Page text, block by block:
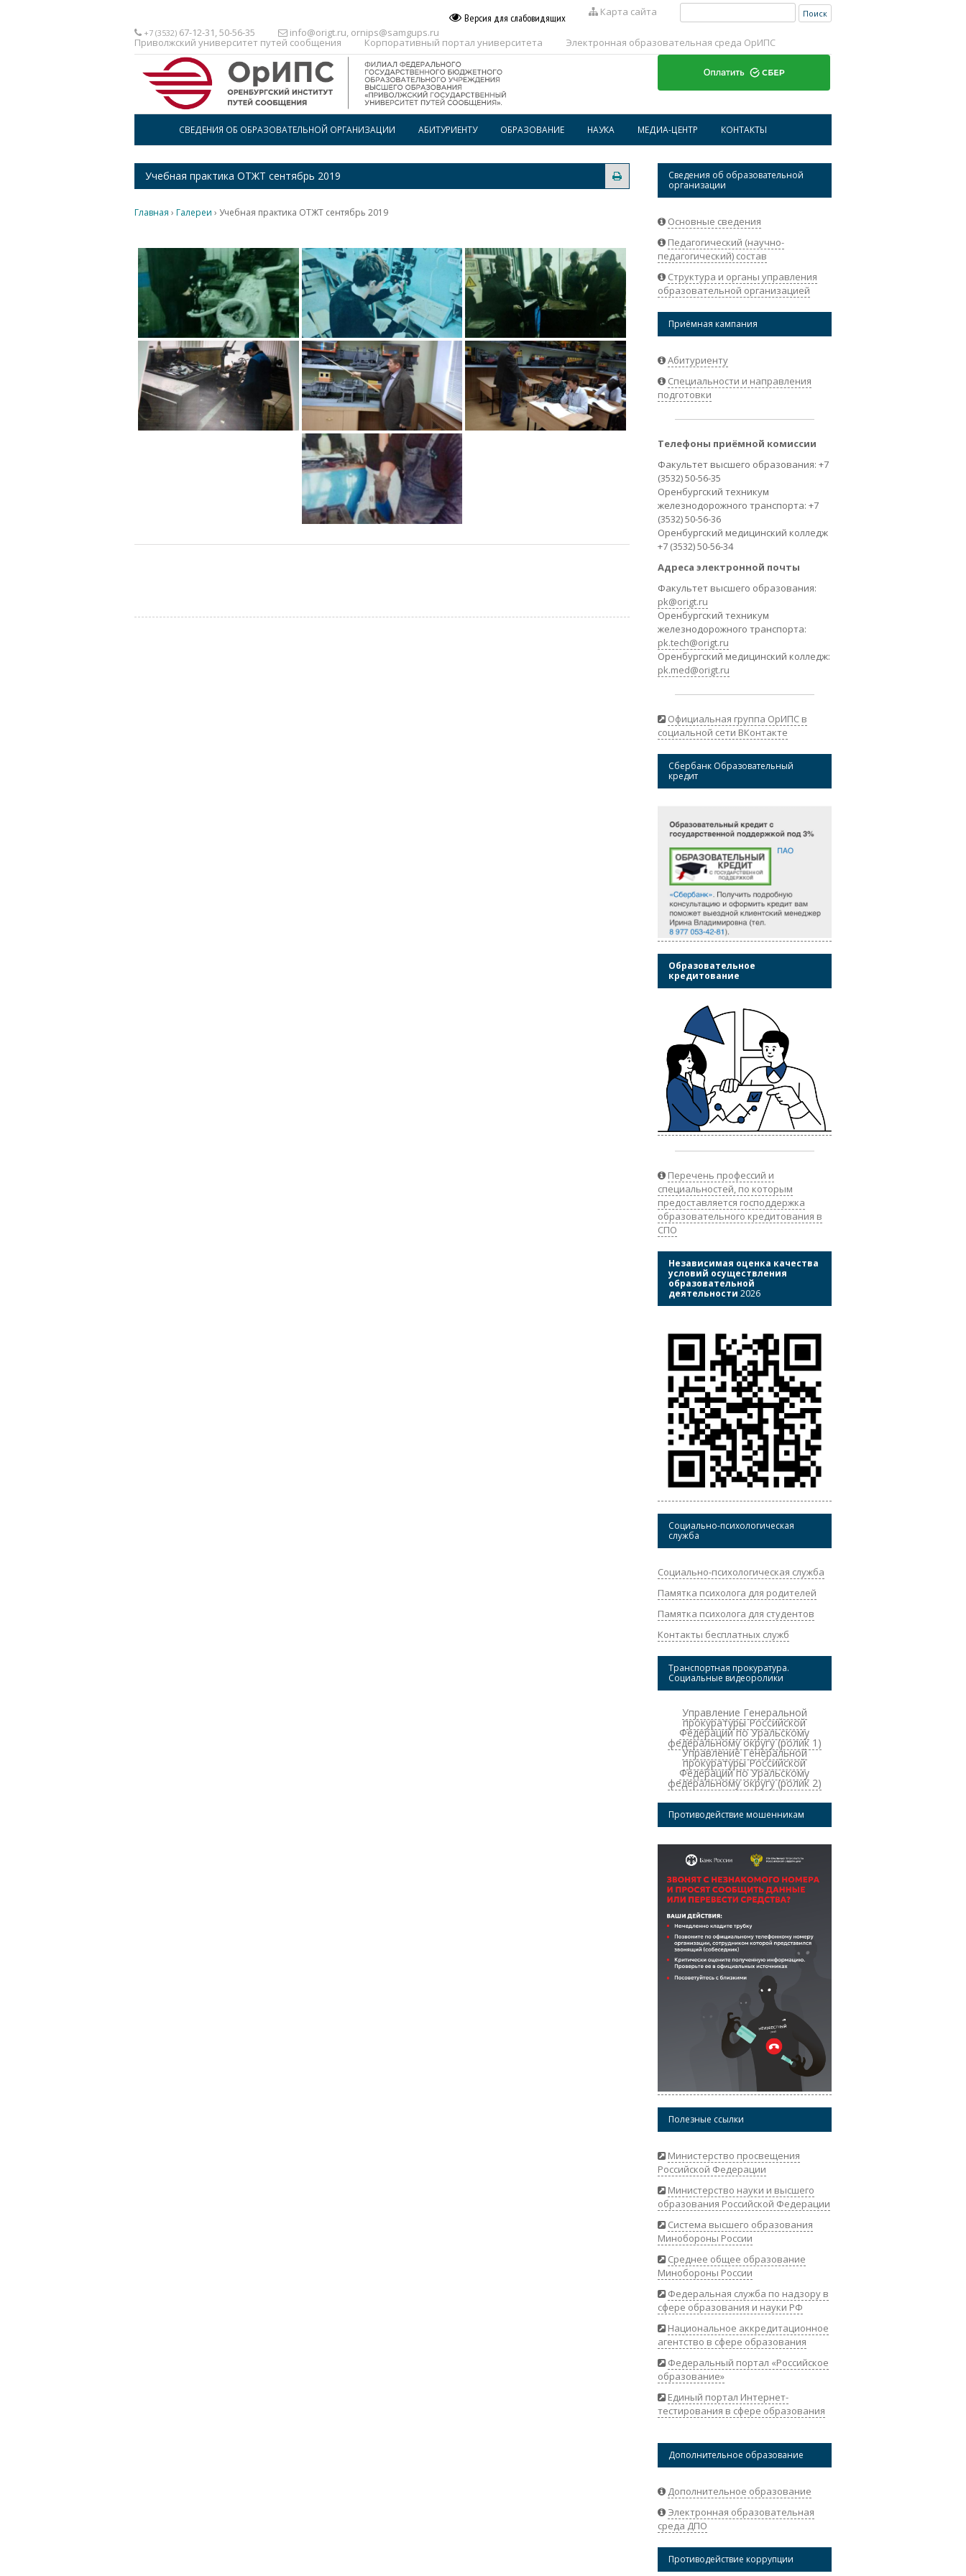
Версия для слабовидящих Карта сайта Найти:
+7 (3532) 67-12-31, 50-56-35 info@origt.ru, ornips@samgups.ru
Приволжский университет путей сообщения Корпоративный портал университета Электронная образовательная среда ОрИПС
СВЕДЕНИЯ ОБ ОБРАЗОВАТЕЛЬНОЙ ОРГАНИЗАЦИИ АБИТУРИЕНТУ ОБРАЗОВАНИЕ
ВОСПИТАТЕЛЬНАЯ РАБОТА
БИБЛИОТЕКА
НАУКА МЕДИА-ЦЕНТР
НОВОСТИ
СТУДЕНТАМ
НАУКА
КОНТАКТЫ
Учебная практика ОТЖТ сентябрь 2019
Главная › Галереи › Учебная практика ОТЖТ сентябрь 2019
Сведения об образовательной
организации
Основные сведения
Педагогический (научно-
педагогический) состав
Структура и органы управления
образовательной организацией
Приёмная кампания
Абитуриенту
Специальности и направления
подготовки
Телефоны приёмной комиссии
Факультет высшего образования: +7
(3532) 50-56-35
Оренбургский техникум
железнодорожного транспорта: +7
(3532) 50-56-36
Оренбургский медицинский колледж
+7 (3532) 50-56-34
Адреса электронной почты
Факультет высшего образования:
pk@origt.ru
Оренбургский техникум
железнодорожного транспорта:
pk.tech@origt.ru
Оренбургский медицинский колледж:
pk.med@origt.ru
Официальная группа ОрИПС в
социальной сети ВКонтакте
Сбербанк Образовательный
кредит
Образовательное
кредитование
Перечень профессий и
специальностей, по которым
предоставляется господдержка
образовательного кредитования в
СПО
Независимая оценка качества
условий осуществления
образовательной
деятельности 2026
Социально-психологическая
служба
Социально-психологическая служба
Памятка психолога для родителей
Памятка психолога для студентов
Контакты бесплатных служб
Транспортная прокуратура.
Социальные видеоролики
Управление Генеральной
прокуратуры Российской
Федерации по Уральскому
федеральному округу (ролик 1)
Управление Генеральной
прокуратуры Российской
Федерации по Уральскому
федеральному округу (ролик 2)
Противодействие мошенникам
Полезные ссылки
Министерство просвещения
Российской Федерации
Министерство науки и высшего
образования Российской Федерации
Система высшего образования
Минобороны России
Среднее общее образование
Минобороны России
Федеральная служба по надзору в
сфере образования и науки РФ
Национальное аккредитационное
агентство в сфере образования
Федеральный портал «Российское
образование»
Единый портал Интернет-
тестирования в сфере образования
Дополнительное образование
Дополнительное образование
Электронная образовательная
среда ДПО
Противодействие коррупции